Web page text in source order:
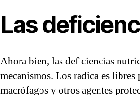
Las
Ahora bien, las deficiencias
mecanismos. Los radicales
macrófagos y otros agentes